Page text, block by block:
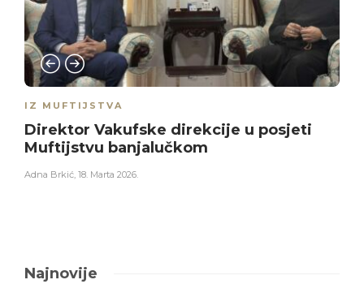
IZ MUFTIJSTVA
Direktor Vakufske direkcije u posjeti
Muftijstvu banjalučkom
Adna Brkić, 18. Marta 2026.
Najnovije